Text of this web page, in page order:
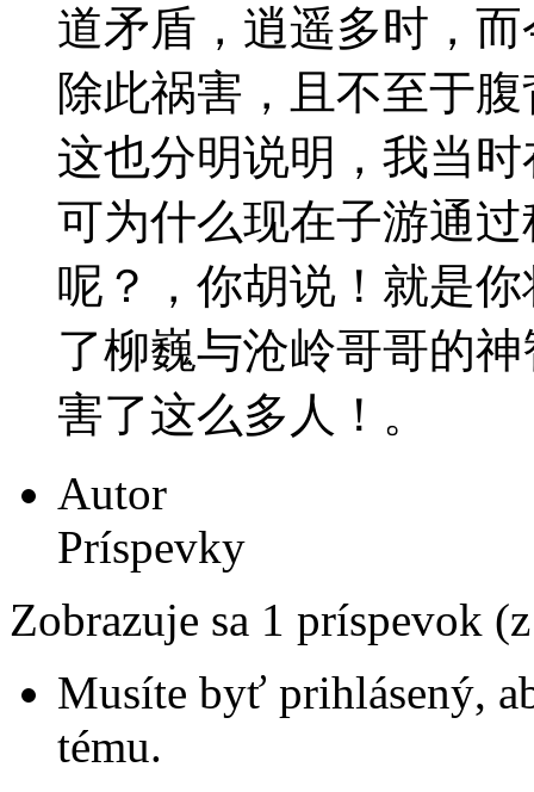
道矛盾，逍遥多时，
除此祸害，且不至于
这也分明说明，我当
可为什么现在子游通
呢？，你胡说！就是
了柳巍与沧岭哥哥的
害了这么多人！。
Autor
Príspevky
Zobrazuje sa 1 príspevok
Musíte byť prihlásený,
tému.